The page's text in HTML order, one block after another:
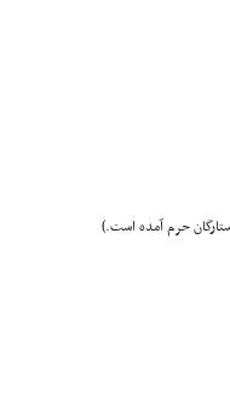
حرم آمده است.)